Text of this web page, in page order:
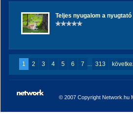
Teljes nyugalom a nyugtató
1 2 3 4 5 6 7 ... 313
© 2007 Copyright Network.hu